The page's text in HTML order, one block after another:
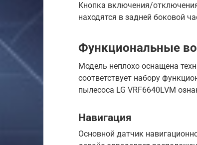
Кнопка включения/
находятся в задней боковой
Функциональные
Модель неплохо оснащена
соответствует набору
пылесоса LG VRF6640LVM
Навигация
Основной датчик